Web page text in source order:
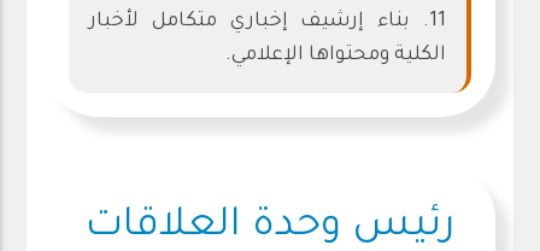
11. بناء إرشيف إخباري متكامل لأخبار
الكلية ومحتواها الإعلامي.
رئيس وحدة العلاقات